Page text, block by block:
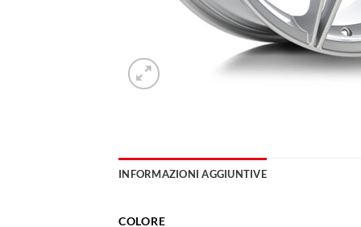
INFORMAZIONI AGGIUNTIVE
COLORE